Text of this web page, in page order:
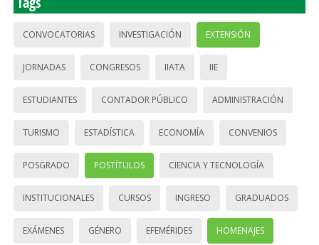
CONVOCATORIAS INVESTIGACIÓN EXTENSIÓN
JORNADAS CONGRESOS IIATA IIE
ESTUDIANTES CONTADOR PÚBLICO ADMINISTRACIÓN
TURISMO ESTADÍSTICA ECONOMÍA CONVENIOS
POSGRADO POSTÍTULOS CIENCIA Y TECNOLOGÍA
INSTITUCIONALES CURSOS INGRESO GRADUADOS
EXÁMENES GÉNERO EFEMÉRIDES HOMENAJES